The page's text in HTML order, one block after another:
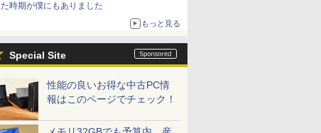
た時期が僕にもありました
もっと見る
Special Site
性能の良いお得な中古PC情
報はこのページでチェック！